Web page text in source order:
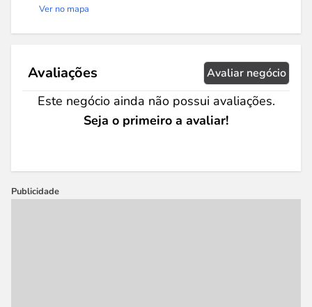
Ver no mapa
Avaliações Avaliar negócio
Este negócio ainda não possui avaliações.
Seja o primeiro a avaliar!
Publicidade